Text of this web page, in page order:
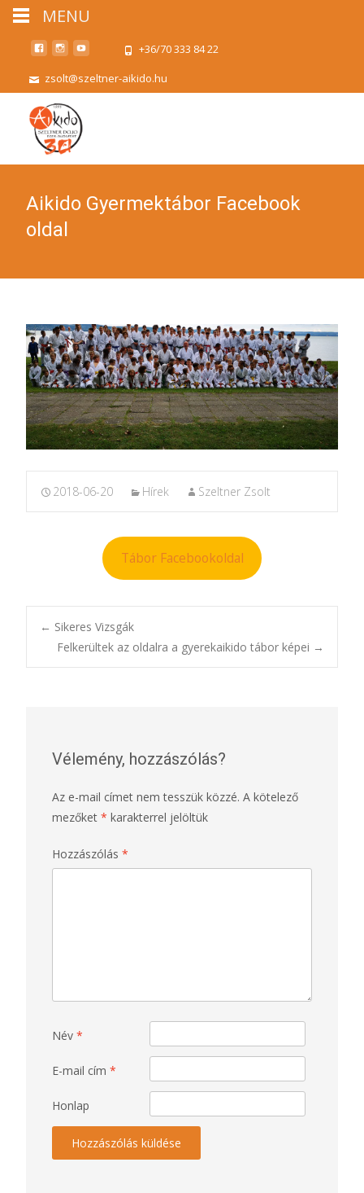
+36/70 333 84 22
zsolt@szeltner-aikido.hu
Aikido Gyermektábor Facebook
oldal
2018-06-20 Hírek Szeltner Zsolt
Tábor Facebookoldal
Post
← Sikeres Vizsgák
Felkerültek az oldalra a gyerekaikido tábor képei →
Vélemény, hozzászólás?
Az e-mail címet nem tesszük közzé. A kötelező
mezőket * karakterrel jelöltük
Hozzászólás *
Név *
E-mail cím *
Honlap
MENU